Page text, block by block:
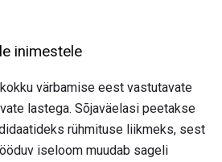
inimestele
värbamise eest vastutavate
lastega. Sõjaväelasi peetakse
rühmituse liikmeks, sest
iseloom muudab sageli